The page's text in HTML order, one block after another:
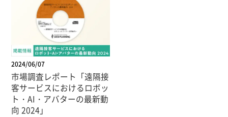
2024/06/07
市場調査レポート「遠隔接
客サービスにおけるロボッ
ト・AI・アバターの最新動
向 2024」